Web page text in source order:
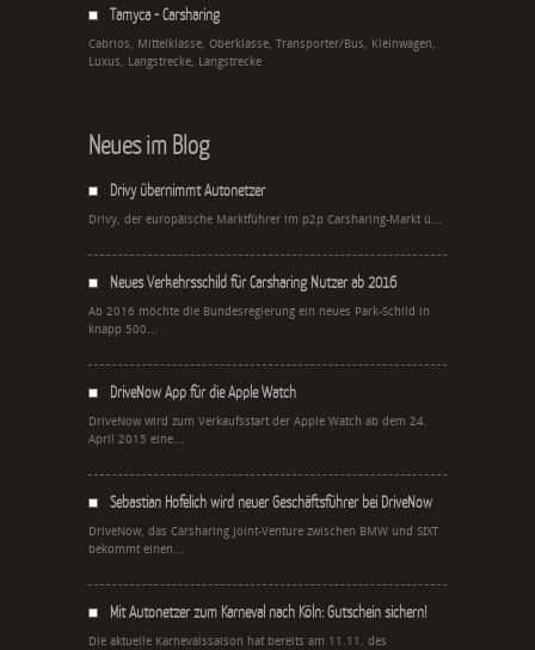
Tamyca - Carsharing
Cabrios, Mittelklasse, Oberklasse, Transporter/Bus, Kleinwagen,
Luxus, Langstrecke, Langstrecke
Neues im Blog
Drivy übernimmt Autonetzer
Drivy, der europäische Marktführer im p2p Carsharing-Markt ü...
Neues Verkehrsschild für Carsharing Nutzer ab 2016
Ab 2016 möchte die Bundesregierung ein neues Park-Schild in
knapp 500...
DriveNow App für die Apple Watch
DriveNow wird zum Verkaufsstart der Apple Watch ab dem 24.
April 2015 eine...
Sebastian Hofelich wird neuer Geschäftsführer bei DriveNow
DriveNow, das Carsharing Joint-Venture zwischen BMW und SIXT
bekommt einen...
Mit Autonetzer zum Karneval nach Köln: Gutschein sichern!
Die aktuelle Karnevalssaison hat bereits am 11.11. des